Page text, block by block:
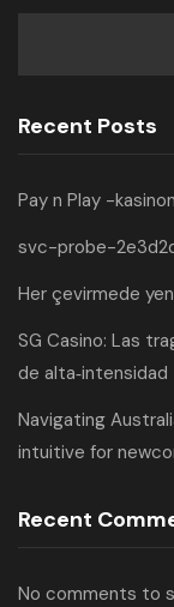
Recent Posts
Pay n Play -
svc-probe-
Her çevirmede
SG Casino: Las
de
Navigating
intuitive for
Recent
No comments to